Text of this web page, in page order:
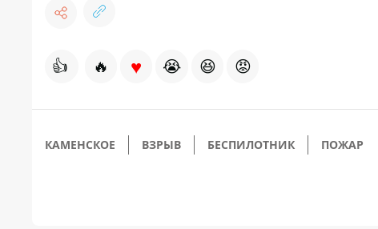
👍 🔥 ♥ 😭 😆 😡
КАМЕНСКОЕ ВЗРЫВ БЕСПИЛОТНИК ПОЖАР